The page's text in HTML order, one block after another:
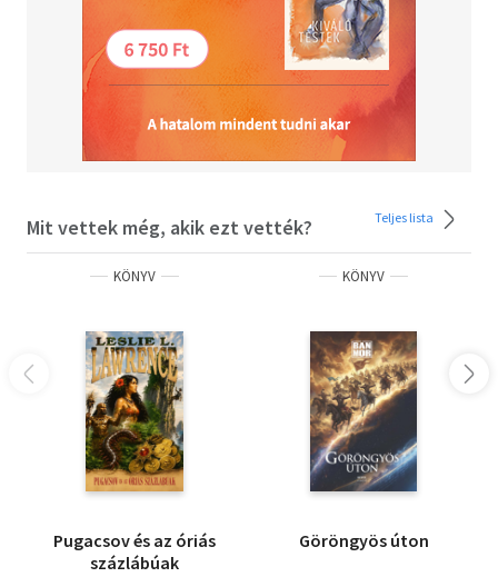
Mit vettek még, akik ezt vették? Teljes lista
KÖNYV
Pugacsov és az óriás
százlábúak
KÖNYV
Göröngyös úton